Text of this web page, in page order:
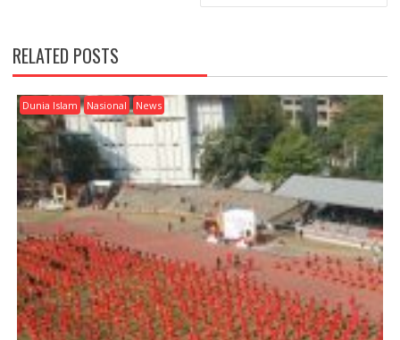
A
V
I
G
A
T
O
N
RELATED POSTS
Dunia Islam Nasional News